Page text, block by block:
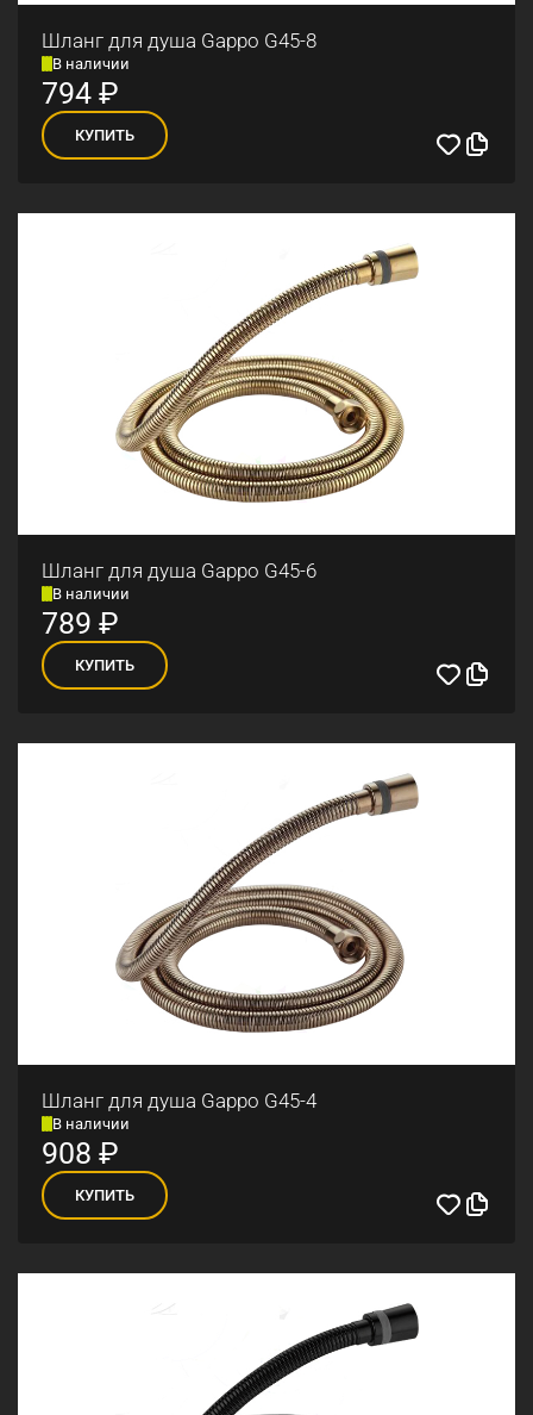
Шланг для душа Gappo G45-8
В наличии
794₽
КУПИТЬ
Шланг для душа Gappo G45-6
В наличии
789 ₽
КУПИТЬ
Шланг для душа Gappo G45-4
В наличии
908 ₽
КУПИТЬ